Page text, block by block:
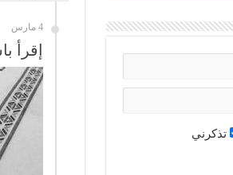
4 مارس
إقرأ
تذكرني